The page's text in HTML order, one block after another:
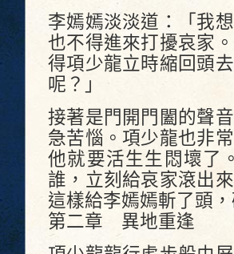
李嫣嫣淡淡道：「我
也不得進來打擾哀家
得項少龍立時縮回頭
呢？」
接著是門開門闔的聲
急苦惱。項少龍也非
他就要活生生悶壞了
誰，立刻給哀家滾出
這樣給李嫣嫣斬了頭
第二章 異地重逢